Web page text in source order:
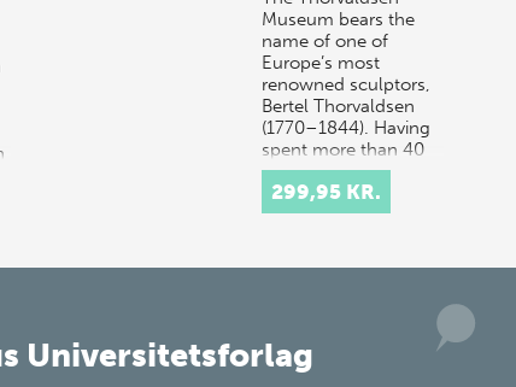
Museum bears the
name of one of
Europe’s most
renowned sculptors,
Bertel Thorvaldsen
(1770–1844). Having
spent more than 40
years work…
299,95 KR.
Universitetsforlag